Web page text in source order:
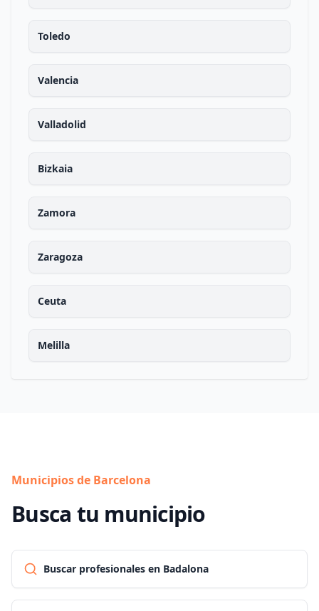
Toledo
Valencia
Valladolid
Bizkaia
Zamora
Zaragoza
Ceuta
Melilla
Municipios de Barcelona
Busca tu municipio
Buscar profesionales en Badalona